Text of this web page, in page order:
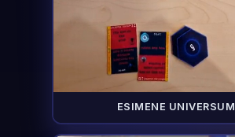
ESIMENE UNIVERSUM